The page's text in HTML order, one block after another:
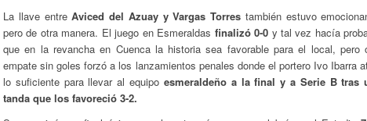
La llave entreAviced del Azuay y Vargas Torres también estuvo
pero de otra manera. El juego en Esmeraldas finalizó 0-0 y tal vez hacía
que en la revancha en Cuenca la historia sea favorable para el local, pero
empate sin goles forzó a los lanzamientos penales donde el portero Ivo Ibarra
lo suficiente para llevar al equipo esmeraldeño a la final y a Serie B tras
tanda que los favoreció 3-2.